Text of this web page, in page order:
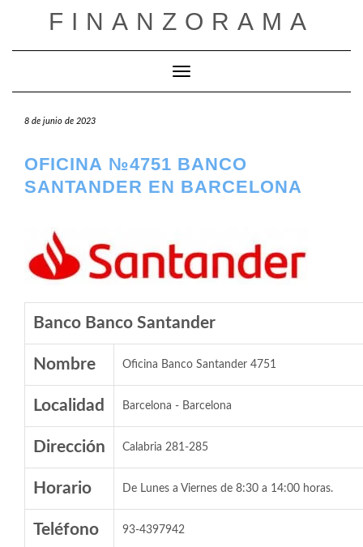
FINANZORAMA
Cambiar modo de navegación
8 de junio de 2023
OFICINA №4751 BANCO
SANTANDER EN BARCELONA
Banco Banco Santander
Nombre Oficina Banco Santander 4751
Localidad Barcelona - Barcelona
Dirección Calabria 281-285
Horario De Lunes a Viernes de 8:30 a 14:00 horas.
Teléfono 93-4397942